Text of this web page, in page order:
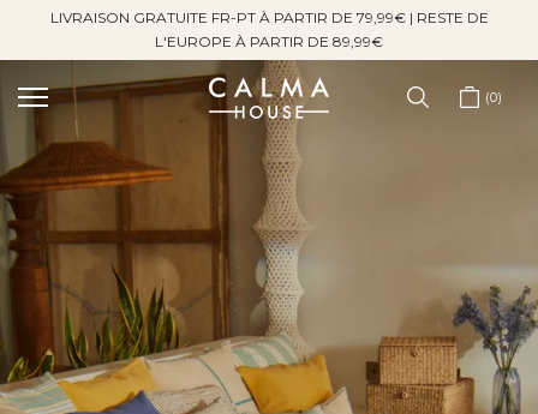
SauterLIVRAISON GRATUITE FR-PT À PARTIR DE 79,99€ | RESTE DE
L'EUROPE À PARTIR DE 89,99€
0